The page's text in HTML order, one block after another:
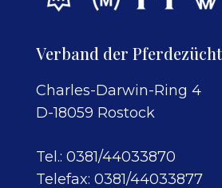
Verband der
Charles-Darwin-Ring 4
D-18059 Rostock
Tel.: 0381/44033870
Telefax: 0381/44033877